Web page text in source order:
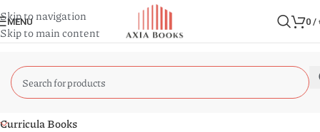
Skip to navigation
Skip to main content
MENU 0 /
Curricula Books